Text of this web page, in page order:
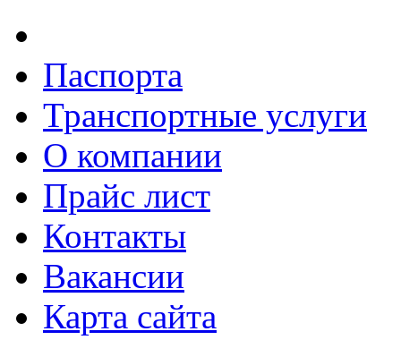
Паспорта
Транспортные услуги
О компании
Прайс лист
Контакты
Вакансии
Карта сайта